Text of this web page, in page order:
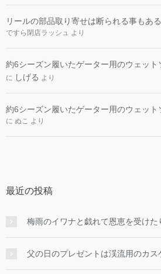
リールの部品取り寄せは断られる事もあ
ですら閉店ラッシュ
より
約6シーズン履いたゲーター用のウェット
に しげる より
約6シーズン履いたゲーター用のウェット
に ぬこ より
最近の投稿
梅雨のイワナと戯れて恩恵を受けた
父の日のプレゼントは渓流用のカス